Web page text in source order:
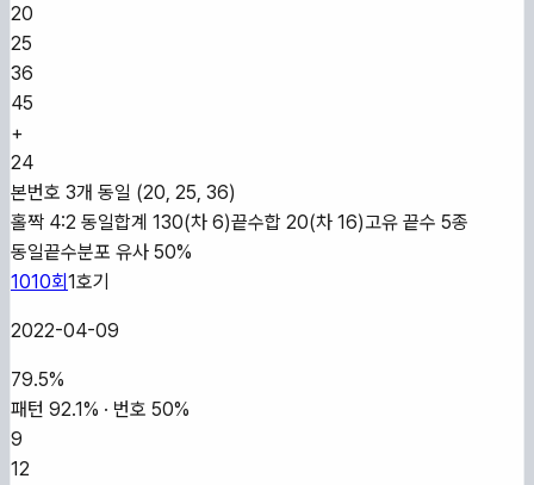
20
25
36
45
+
24
본번호 3개 동일 (20, 25, 36)
홀짝 4:2 동일합계 130(차 6)끝수합 20(차 16)고유 끝수 5종
동일끝수분포 유사 50%
1010회1호기
2022-04-09
79.5%
패턴 92.1% · 번호 50%
9
12